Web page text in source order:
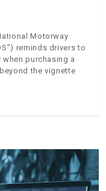
Motorway
reminds drivers to
purchasing a
the vignette